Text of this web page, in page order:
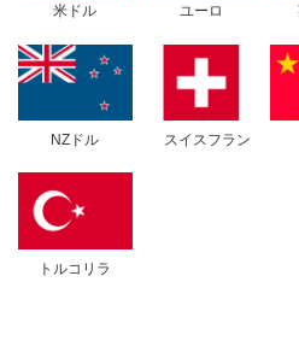
米ドル ユーロ
NZドル スイスフラン
トルコリラ